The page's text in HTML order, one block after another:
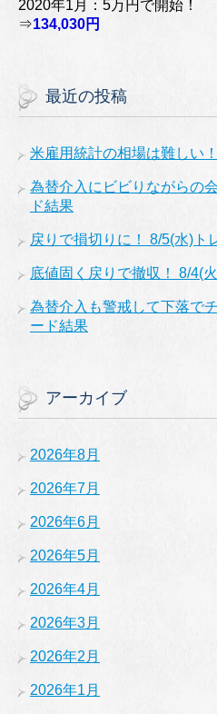
2020年1月：5万円で開始！
⇒134,030円
最近の投稿
米雇用統計の相場は難しい
為替介入にビビりながらの
ド結果
戻りで損切りに！ 8/5(水)ト
底値固く戻りで撤収！ 8/4(
為替介入も警戒して下落で
ード結果
アーカイブ
2026年8月
2026年7月
2026年6月
2026年5月
2026年4月
2026年3月
2026年2月
2026年1月